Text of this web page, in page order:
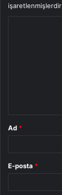
işaretlenmişlerdir
Ad *
E-posta *